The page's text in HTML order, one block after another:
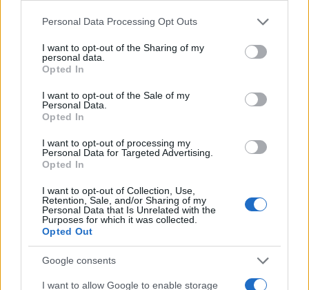
Please note that this website/app uses one or more Google
not limited to your visit or usage behaviour. You may click to
grant or deny consent to Google and its third-party tags to
use your data for below specified purposes in below Google
consent section.
Personal Data Processing Opt Outs
I want to opt-out of the Sharing of my
personal data.
Opted In
I want to opt-out of the Sale of my
Personal Data.
Opted In
I want to opt-out of processing my
Personal Data for Targeted Advertising.
Opted In
I want to opt-out of Collection, Use,
Retention, Sale, and/or Sharing of my
Personal Data that Is Unrelated with the
Purposes for which it was collected.
Opted Out
Google consents
I want to allow Google to enable storage
Qui peut vivre sans amour ?
Hallyday)
Attendre
Une chance qu’on s’a (en duo avec Jean-Pierre Ferland)
La mer et l’enfant
Moi quand je pleure
Celle qui m’a tout appris
Je n’ai pas besoin d’amour
Si je n’ai rien de toi
Que toi au monde
Tant de temps (en duo avec Henri Salvador)
Les petits pieds de Léa
Ne me quitte pas
Les jours comme ça